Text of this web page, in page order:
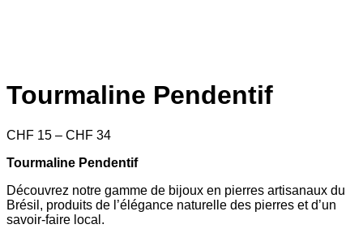
Tourmaline Pendentif
CHF 15 – CHF 34Price
CHF 15
CHF 34
Tourmaline Pendentif
Découvrez notre gamme de bijoux en pierres artisanaux du
Brésil, produits de l’élégance naturelle des pierres et d’un
savoir-faire local.